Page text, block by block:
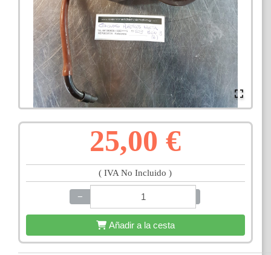
25,00 €
( IVA No Incluido )
−
Añadir a la cesta